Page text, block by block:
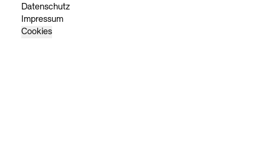
Datenschutz
Impressum
Cookies